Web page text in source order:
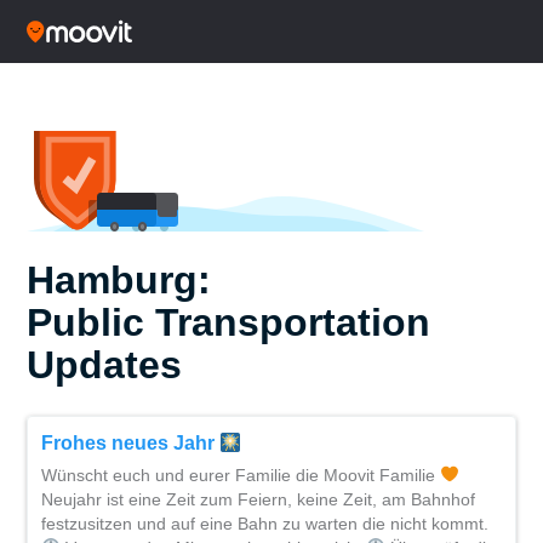
Hamburg:
Public Transportation
Updates
Frohes neues Jahr
Wünscht euch und eurer Familie die Moovit Familie
Neujahr ist eine Zeit zum Feiern, keine Zeit, am Bahnhof
festzusitzen und auf eine Bahn zu warten die nicht kommt.